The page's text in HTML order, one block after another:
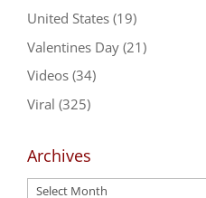
United States(19)
Valentines Day(21)
Videos(34)
Viral (325)
Archives
Archives